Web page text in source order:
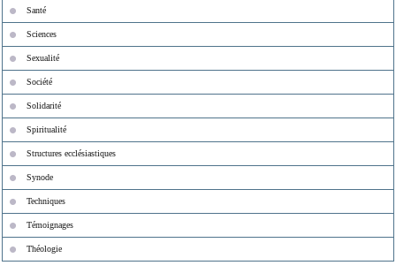
Santé
Sciences
Sexualité
Société
Solidarité
Spiritualité
Structures ecclésiastiques
Synode
Techniques
Témoignages
Théologie